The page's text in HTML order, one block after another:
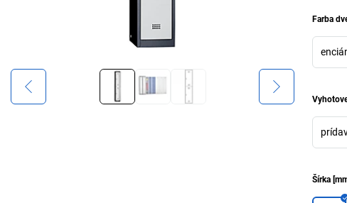
Farba
Šírka [